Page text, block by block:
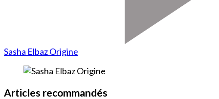
Sasha Elbaz Origine
Articles recommandés